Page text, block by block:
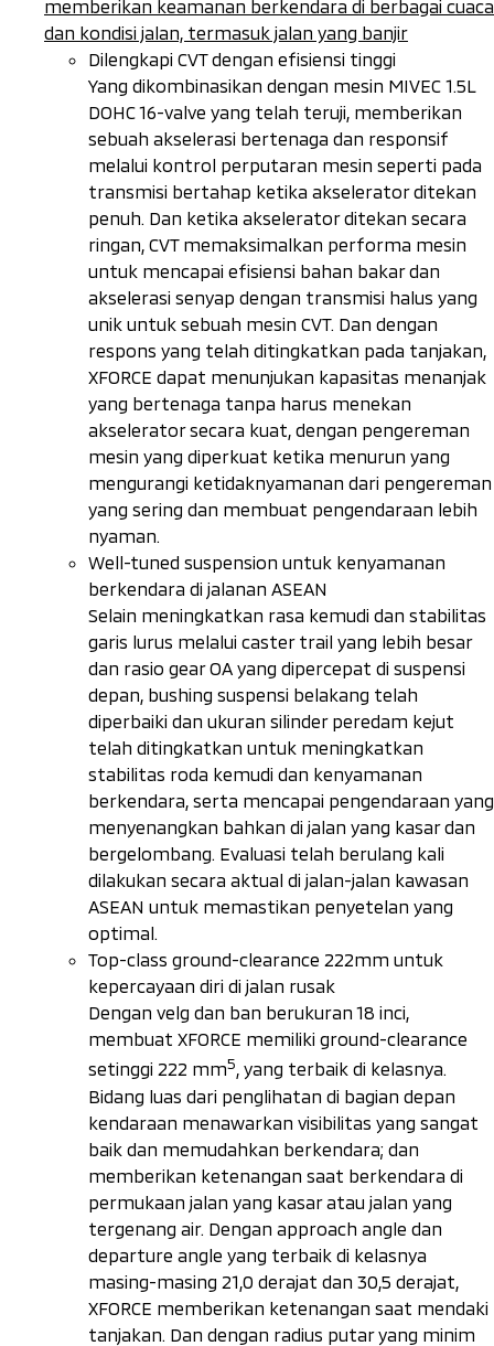
memberikan keamanan berkendara di berbagai cuaca
dan kondisi jalan, termasuk jalan yang banjir
Dilengkapi CVT dengan efisiensi tinggi
Yang dikombinasikan dengan mesin MIVEC 1.5L
DOHC 16-valve yang telah teruji, memberikan
sebuah akselerasi bertenaga dan responsif
melalui kontrol perputaran mesin seperti pada
transmisi bertahap ketika akselerator ditekan
penuh. Dan ketika akselerator ditekan secara
ringan, CVT memaksimalkan performa mesin
untuk mencapai efisiensi bahan bakar dan
akselerasi senyap dengan transmisi halus yang
unik untuk sebuah mesin CVT. Dan dengan
respons yang telah ditingkatkan pada tanjakan,
XFORCE dapat menunjukan kapasitas menanjak
yang bertenaga tanpa harus menekan
akselerator secara kuat, dengan pengereman
mesin yang diperkuat ketika menurun yang
mengurangi ketidaknyamanan dari pengereman
yang sering dan membuat pengendaraan lebih
nyaman.
Well-tuned suspension untuk kenyamanan
berkendara di jalanan ASEAN
Selain meningkatkan rasa kemudi dan stabilitas
garis lurus melalui caster trail yang lebih besar
dan rasio gearOA yang dipercepat di suspensi
depan, bushing suspensi belakang telah
diperbaiki dan ukuran silinder peredam kejut
telah ditingkatkan untuk meningkatkan
stabilitas roda kemudi dan kenyamanan
berkendara, serta mencapai pengendaraan yang
menyenangkan bahkan di jalan yang kasar dan
bergelombang. Evaluasi telah berulang kali
dilakukan secara aktual di jalan-jalan kawasan
ASEAN untuk memastikan penyetelan yang
optimal.
Top-class ground-clearance 222mm untuk
kepercayaan diri di jalan rusak
Dengan velg dan ban berukuran 18 inci,
membuat XFORCE memiliki ground-clearance
setinggi 222 mm5, yang terbaik di kelasnya.
Bidang luas dari penglihatan di bagian depan
kendaraan menawarkan visibilitas yang sangat
baik dan memudahkan berkendara; dan
memberikan ketenangan saat berkendara di
permukaan jalan yang kasar atau jalan yang
tergenang air. Dengan approach angle dan
departure angle yang terbaik di kelasnya
masing-masing 21,0 derajat dan 30,5 derajat,
XFORCE memberikan ketenangan saat mendaki
tanjakan. Dan dengan radius putar yang minim